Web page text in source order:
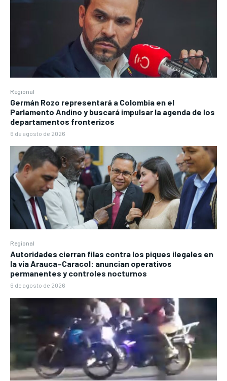
Regional
Germán Rozo representará a Colombia en el
Parlamento Andino y buscará impulsar la agenda de los
departamentos fronterizos
6 de agosto de 2026
Regional
Autoridades cierran filas contra los piques ilegales en
la vía Arauca–Caracol: anuncian operativos
permanentes y controles nocturnos
6 de agosto de 2026